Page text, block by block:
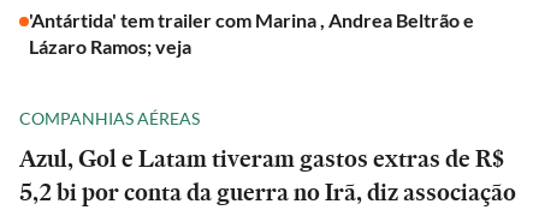
'Antártida' tem trailer com Marina , Andrea Beltrão e
Lázaro Ramos; veja
COMPANHIAS AÉREAS
Azul, Gol e Latam tiveram gastos extras de R$
5,2 bi por conta da guerra no Irã, diz associação